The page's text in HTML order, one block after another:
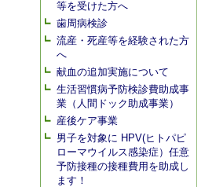
等を受けた方へ
歯周病検診
流産・死産等を経験された方
へ
献血の追加実施について
生活習慣病予防検診費助成事
業（人間ドック助成事業）
産後ケア事業
男子を対象に HPV(ヒトパピ
ローマウイルス感染症）任意
予防接種の接種費用を助成し
ます！